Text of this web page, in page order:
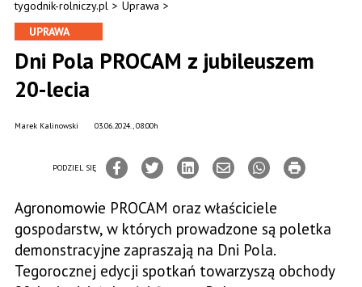
tygodnik-rolniczy.pl > Uprawa >
UPRAWA
Dni Pola PROCAM z jubileuszem
20-lecia
03.06.2024., 08:00h
Marek Kalinowski
PODZIEL SIĘ
Agronomowie PROCAM oraz właściciele
gospodarstw, w których prowadzone są poletka
demonstracyjne zapraszają na Dni Pola.
Tegorocznej edycji spotkań towarzyszą obchody